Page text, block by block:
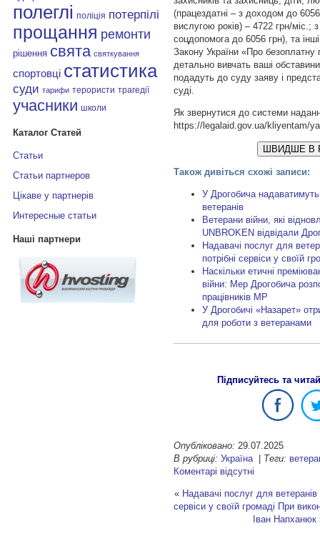
полеглі поліція потерпілі
прощання ремонти
рішення свята святкування
спортовці статистика
суди тарифи терористи трагедії
учасники школи
Каталог Статей
Статьи
Статьи партнеров
Цікаве у партнерів
Интересные статьи
Наші партнери
(працездатні – з доходом до
вислугою років) – 4722 грн/міс.;
соцдопомога до 6056 грн), та інші
Закону України «Про
детально вивчать ваші
подадуть до суду заяву і
суді.
Як звернутися до системи
https://legalaid.gov.ua/kliyentam/
ШВИДШЕ В
Також дивіться схожі записи:
У Дрогобича надаватимуть
ветеранів
Ветерани війни, які
UNBROKEN відвідали
Надавачі послуг для
потрібні сервіси у своїй
Наскільки етичні
війни: Мер Дрогобича
працівників МР
У Дрогобичі «Назарет»
для роботи з ветеранами
Підписуйтесь та
Опубліковано: 29.07.2025
В рубриці: Україна| Теги:
Коментарі відсутні
« Надавачі послуг для ветеранів
сервіси у своїй громаді При
Іван